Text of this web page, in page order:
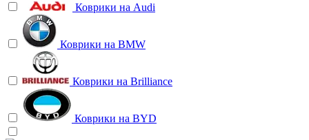
Коврики на Audi
Коврики на BMW
Коврики на Brilliance
Коврики на BYD